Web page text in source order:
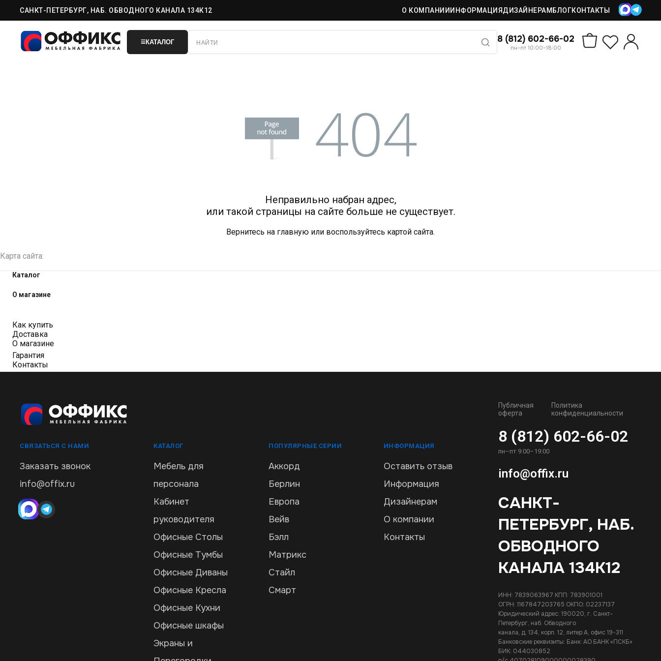
САНКТ-ПЕТЕРБУРГ, НАБ. ОБВОДНОГО КАНАЛА 134К12 О КОМПАНИИ ИНФОРМАЦИЯДИЗАЙНЕРАМ БЛОГКОНТАКТЫ
☰КАТАЛОГ 8 (812) 602-66-02
пн–пт 10:00–18:00
Неправильно набран адрес,
или такой страницы на сайте больше не существует.
Вернитесь на главную или воспользуйтесь картой сайта.
Карта сайта:
Каталог
О магазине
Как купить
Доставка
О магазине
Гарантия
Контакты
СВЯЗАТЬСЯ С НАМИ
Заказать звонок
info@offix.ru
КАТАЛОГ
Мебель для
персонала
Кабинет
руководителя
Офисные Столы
Офисные Тумбы
Офисные Диваны
Офисные Кресла
Офисные Кухни
Офисные шкафы
Экраны и
ПОПУЛЯРНЫЕ СЕРИИ
Аккорд
Берлин
Европа
Вейв
Бэлл
Матрикс
Стайл
Смарт
ИНФОРМАЦИЯ
Оставить отзыв
Информация
Дизайнерам
О компании
Контакты
Публичная
оферта
Политика
конфиденциальности
8 (812) 602-66-02
пн–пт 9:00–19:00
info@offix.ru
САНКТ-
ПЕТЕРБУРГ, НАБ.
ОБВОДНОГО
КАНАЛА 134К12
ИНН: 7839063967 КПП: 783901001
ОГРН: 1167847203765 ОКПО: 02237137
Юридический адрес: 190020, г. Санкт-
Петербург, наб. Обводного
канала, д. 134, корп. 12, литер А, офис 19-311
Банковские реквизиты: Банк: АО БАНК «ПСКБ»
БИК: 044030852